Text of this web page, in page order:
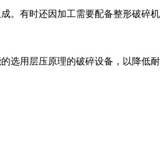
。有时还因加工需要配备整形破碎机
选用层压原理的破碎设备，以降低耐